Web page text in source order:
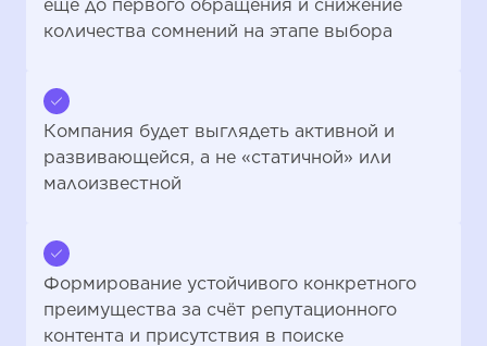
еще до первого обращения и снижение
количества сомнений на этапе выбора
Компания будет выглядеть активной и
развивающейся, а не «статичной» или
малоизвестной
Формирование устойчивого конкретного
преимущества за счёт репутационного
контента и присутствия в поиске